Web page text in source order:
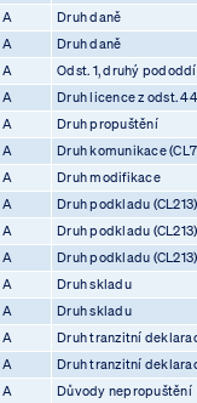
A
Druh daně
A
Druh daně
A
Odst. 1, druhý
A
Druh licence z odst.
A
Druh propuštění
A
Druh komunikace
A
Druh modifikace
A
Druh podkladu (CL213)
A
Druh podkladu (CL213)
A
Druh podkladu (CL213)
A
Druh skladu
A
Druh skladu
A
Druh tranzitní
A
Druh tranzitní
A Důvody nepropuštění